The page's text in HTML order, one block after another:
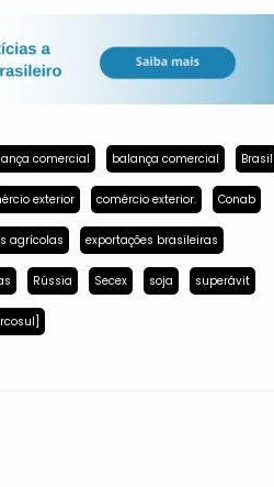
comercial balança comercial Brasil
exterior comércio exterior. Conab
agrícolas exportações brasileiras
Rússia Secex soja superávit